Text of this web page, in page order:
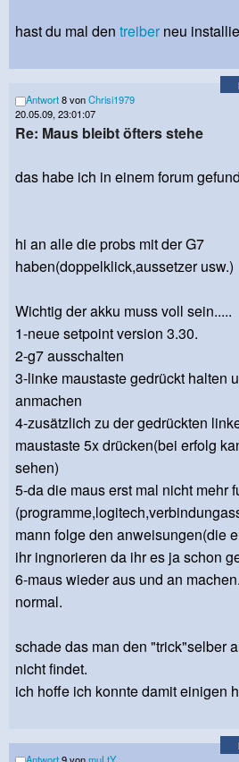
hast du mal den treiber neu
Antwort8 vonChrisi1979
20.05.09, 23:01:07
Re: Maus bleibt öfters stehe
das habe ich in einem forum
hi an alle die probs mit der G7
haben(doppelklick,aussetzer usw.)
Wichtig der akku muss voll sein.....
1-neue setpoint version 3.30.
2-g7 ausschalten
3-linke maustaste gedrückt halten
anmachen
4-zusätzlich zu der gedrückten
maustaste 5x drücken(bei erfolg
sehen)
5-da die maus erst mal nicht mehr
mann folge den anweisungen(die
ihr ingnorieren da ihr es ja schon
6-maus wieder aus und an
normal.
schade das man den "trick"selber
nicht findet.
ich hoffe ich konnte damit einigen